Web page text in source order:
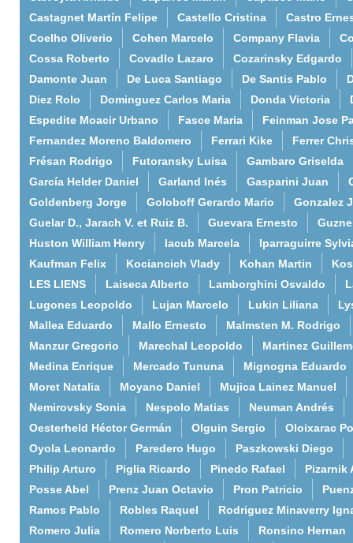
Castagnet Martín Felipe
Castello Cristina
Castro
Coelho Oliverio
Cohen Marcelo Company Flavia
Cossa Roberto
Covadlo Lazaro
Cozarinsky Edgardo
Damonte Juan
De Luca Santiago De Santis Pablo
Diez Rolo
Dominguez Carlos Maria Donda Victoria
Espedite Moacir Urbano
Fasce Maria
Feinman Jose
Fernandez Moreno Baldomero
Ferrari Kike
Ferrer
Frésan Rodrigo
Futoransky Luisa
Gambaro Griselda
García Helder Daniel
Garland Inés Gasparini Juan
Goldenberg Jorge
Goloboff Gerardo Mario
Gonzalez
Guelar D., Jarach V. et Ruiz B.
Guevara Ernesto
Huston William Henry
Iacub Marcela
Iparraguirre
Kaufman Felix
Kociancich Vlady Kohan Martin
LES LIENS
Laiseca Alberto Lamborghini Osvaldo
Lugones Leopoldo
Lujan Marcelo Lukin Liliana
Mallea Eduardo
Mallo Ernesto
Malmsten M. Rodrigo
Manzur Gregorio
Marechal Leopoldo
Martinez
Medina Enrique
Mercado Tununa
Mignogna Eduardo
Moret Natalia
Moyano Daniel
Mujica Lainez Manuel
Nemirovsky Sonia
Nespolo Matias
Neuman Andrés
Oesterheld Héctor Germán
Olguin Sergio
Oloixarac
Oyola Leonardo
Paredero Hugo
Paszkowski Diego
Philip Arturo
Piglia Ricardo Pinedo Rafael
Pizarnik
Posse Abel
Prenz Juan Octavio Pron Patricio
Ramos Pablo
Robles Raquel
Rodriguez Minaverry
Romero Julia
Romero Norberto Luis
Ronsino Hernan